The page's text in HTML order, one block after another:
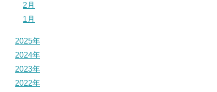
2月
1月
2025年
2024年
2023年
2022年